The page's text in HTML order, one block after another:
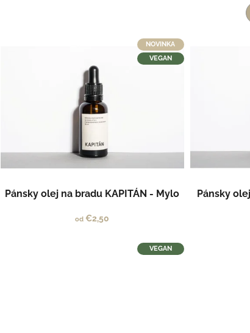
v
d
NOVINKA
VEGAN
Pánsky olej na bradu KAPITÁN - Mylo
od €2,50
Pánsky
VEGAN